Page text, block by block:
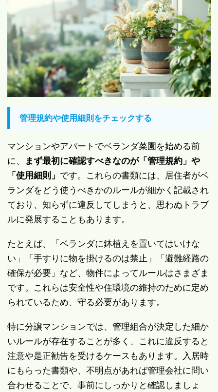
管理規約や使用細則をチェックする
マンションやアパートでベランダ菜園を始める前
に、
まず最初に確認すべきなのが「管理規約」や
「使用細則」 です。これらの書類には、居住者がベ
ランダをどう使うべきかのルールが細かく記載され
ており、知らずに違反してしまうと、思わぬトラブ
ルに発展することもあります。
たとえば、「ベランダに鉢植えを置いてはいけな
い」「手すりに物を掛けるのは禁止」「避難経路の
確保が必要」など、物件によってルールはさまざま
です。これらは安全性や住環境の維持のために定め
られているため、守る必要があります。
特に分譲マンションでは、管理組合が決定した細か
いルールが存在することが多く、これに違反すると
注意や是正勧告を受けるケースもあります。入居時
にもらった書類や、不明点があれば管理会社に問い
合わせることで、事前にしっかりと確認しましょ